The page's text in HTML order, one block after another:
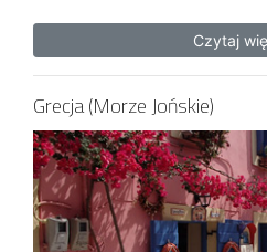
Czytaj
Grecja (Morze Jońskie)